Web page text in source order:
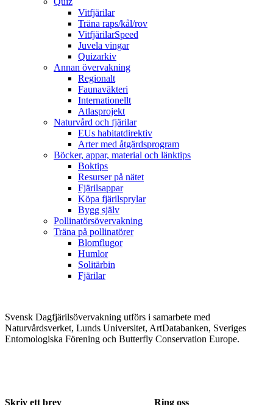
Vitfjärilar
Träna raps/kål/rov
VitfjärilarSpeed
Juvela vingar
Quizarkiv
Annan övervakning
Regionalt
Faunaväkteri
Internationellt
Atlasprojekt
Naturvård och fjärilar
EUs habitatdirektiv
Arter med åtgärdsprogram
Böcker, appar, material och länktips
Boktips
Resurser på nätet
Fjärilsappar
Köpa fjärilsprylar
Bygg själv
Pollinatörsövervakning
Träna på pollinatörer
Blomflugor
Humlor
Solitärbin
Fjärilar
Svensk Dagfjärilsövervakning utförs i samarbete med
Naturvårdsverket, Lunds Universitet, ArtDatabanken, Sveriges
Entomologiska Förening och Butterfly Conservation Europe.
Skriv ett brev Ring oss